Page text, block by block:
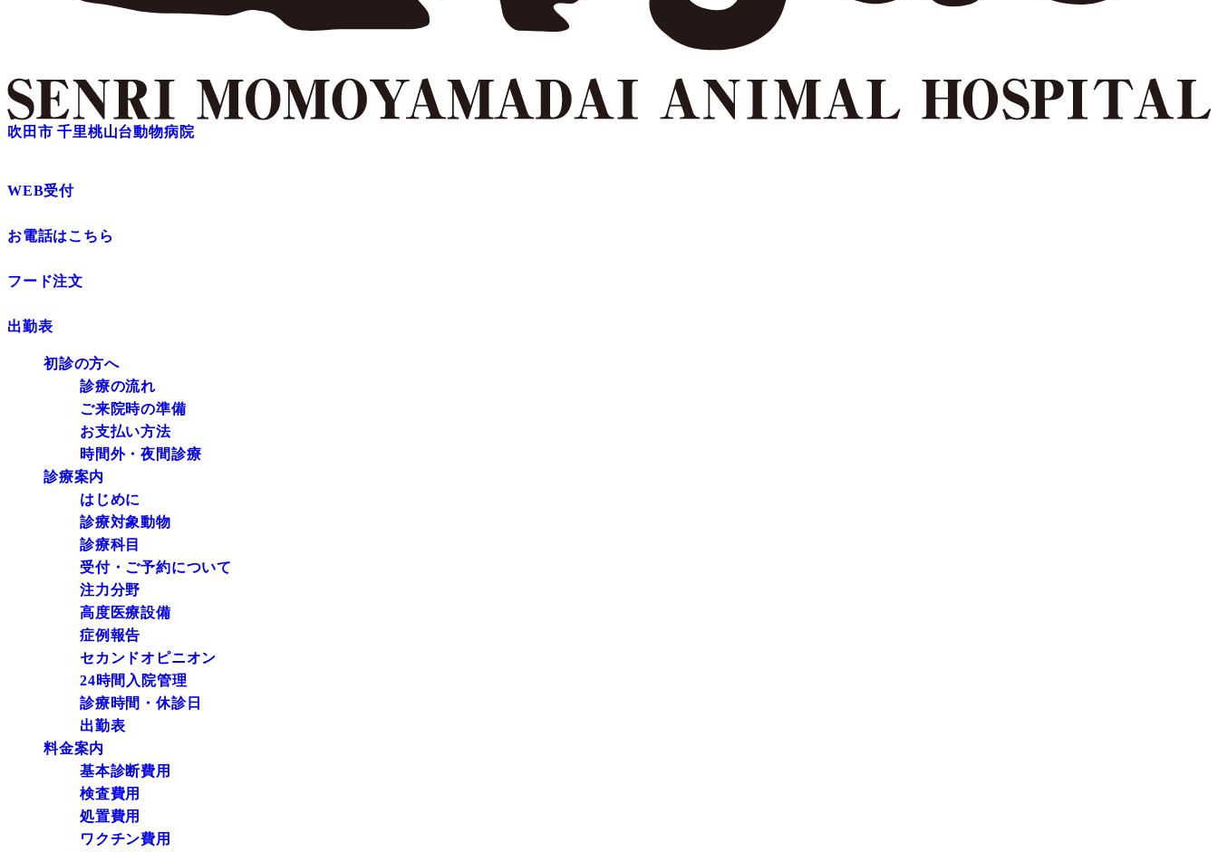
吹田市 千里桃山台動物病院
WEB受付
お電話はこちら
フード注文
出勤表
初診の方へ
診療の流れ
ご来院時の準備
お支払い方法
時間外・夜間診療
診療案内
はじめに
診療対象動物
診療科目
受付・ご予約について
注力分野
高度医療設備
症例報告
セカンドオピニオン
24時間入院管理
診療時間・休診日
出勤表
料金案内
基本診断費用
検査費用
処置費用
ワクチン費用